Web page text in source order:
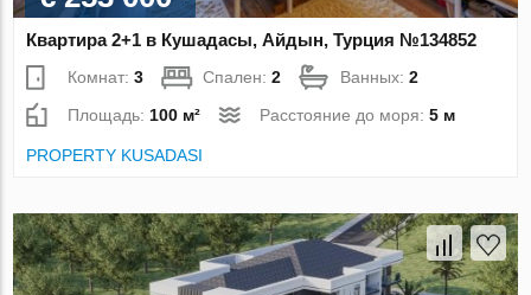
Квартира 2+1 в Кушадасы, Айдын, Турция №134852
Комнат:3 Спален:2 Ванных:2
Площадь:100 м² Расстояние до моря:5 м
PROPERTY KUSADASI